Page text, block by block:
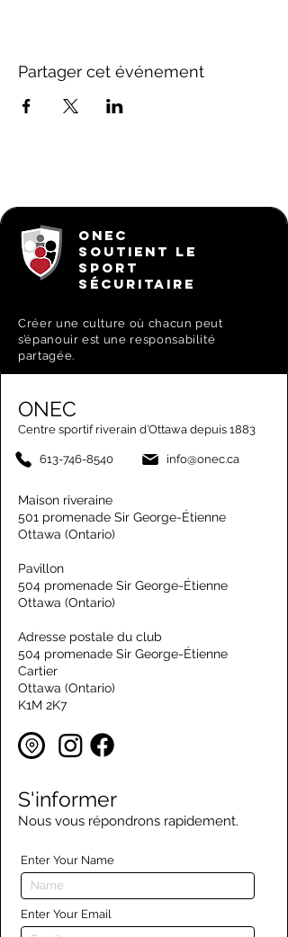
Partager cet événement
ONEC
SOUTIENT LE
SPORT
SÉCURITAIRE
Créer une culture où chacun peut
s’épanouir est une responsabilité
partagée.
ONEC
Centre sportif riverain d’Ottawa depuis 1883
613-746-8540 info@onec.ca
Maison riveraine
501 promenade Sir George-Étienne
Ottawa (Ontario)
Pavillon
504 promenade Sir George-Étienne
Ottawa (Ontario)
Adresse postale du club
504 promenade Sir George-Étienne
Cartier
Ottawa (Ontario)
K1M 2K7
S'informer
Nous vous répondrons rapidement.
Enter Your Name
Enter Your Email